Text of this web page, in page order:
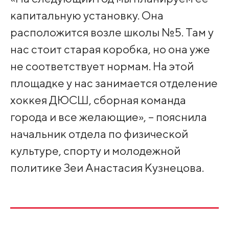
капитальную установку. Она
расположится возле школы №5. Там у
нас стоит старая коробка, но она уже
не соответствует нормам. На этой
площадке у нас занимается отделение
хоккея ДЮСШ, сборная команда
города и все желающие», – пояснила
начальник отдела по физической
культуре, спорту и молодежной
политике Зеи Анастасия Кузнецова.